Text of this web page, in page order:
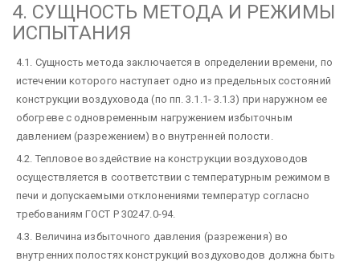
4. СУЩНОСТЬ МЕТОДА И РЕЖИМЫ
ИСПЫТАНИЯ
4.1. Сущность метода заключается в определении времени, по
истечении которого наступает одно из предельных состояний
конструкции воздуховода (по пп. 3.1.1- 3.1.3) при наружном ее
обогреве с одновременным нагружением избыточным
давлением (разрежением) во внутренней полости.
4.2. Тепловое воздействие на конструкции воздуховодов
осуществляется в соответствии с температурным режимом в
печи и допускаемыми отклонениями температур согласно
требованиям ГОСТ Р 30247.0-94.
4.3. Величина избыточного давления (разрежения) во
внутренних полостях конструкций воздуховодов должна быть